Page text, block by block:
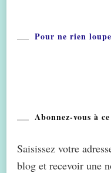
Pour ne rien
Abonnez-vous à
Saisissez votre
blog et recevoir une